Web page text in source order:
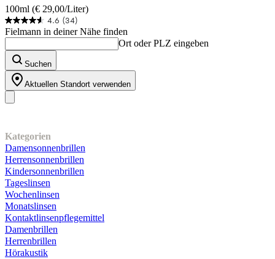
100ml (€ 29,00/Liter)
4.6 (34)
4.6
von
5
Sternen.
34
Bewertungen
Fielmann in deiner Nähe finden
Ort oder PLZ eingeben
Suchen
Aktuellen Standort verwenden
Kategorien
Damensonnenbrillen
Herrensonnenbrillen
Kindersonnenbrillen
Tageslinsen
Wochenlinsen
Monatslinsen
Kontaktlinsenpflegemittel
Damenbrillen
Herrenbrillen
Hörakustik